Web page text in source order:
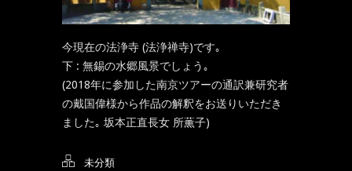
今現在の法浄寺 (法浄禅寺)です｡
下 : 無錫の水郷風景でしょう｡
(2018年に参加した南京ツアーの通訳兼研究者
の戴国偉様から作品の解釈をお送りいただき
ました｡ 坂本正直長女 所薫子)
未分類